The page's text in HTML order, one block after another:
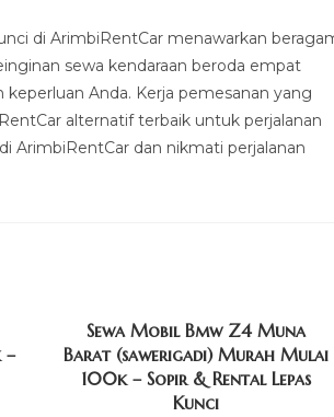
di ArimbiRentCar menawarkan
sewa kendaraan beroda empat
Anda. Kerja pemesanan yang
alternatif terbaik untuk perjalanan
ArimbiRentCar dan nikmati perjalanan
–
Sewa Mobil Bmw Z4 Muna
Barat (sawerigadi) Murah Mulai
100k – Sopir & Rental Lepas
Kunci